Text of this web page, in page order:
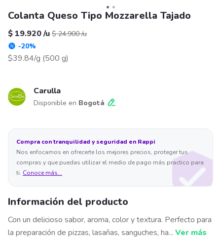
Colanta Queso Tipo Mozzarella Tajado
$ 19.920/u $ 24.900/u
-20%
$39.84/g (500 g)
Carulla
Disponible en Bogotá
Compra con tranquilidad y seguridad en Rappi
Nos enfocamos en ofrecerte los mejores precios, proteger tus
compras y que puedas utilizar el medio de pago más practico para
ti. Conoce más...
Información del producto
Con un delicioso sabor, aroma, color y textura. Perfecto para
la preparación de pizzas, lasañas, sanguches, ha... Ver más